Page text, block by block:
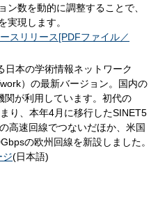
ン数を動的に調整することで、
実現します。
スリリース[PDFファイル／
日本の学術情報ネットワーク
）の最新バージョン。国内の
関が利用しています。初代の
り、本年4月に移行したSINET5
高速回線でつないだほか、米国
の欧州回線を新設しました。
ジ(日本語)